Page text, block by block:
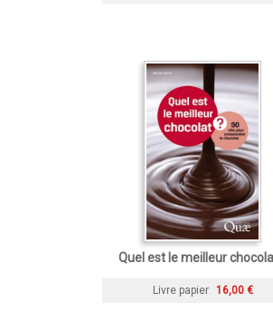
Quel est le meilleur
Livre papier 16,00 €